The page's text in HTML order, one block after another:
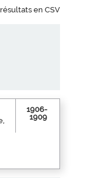
en CSV
1906-
1909